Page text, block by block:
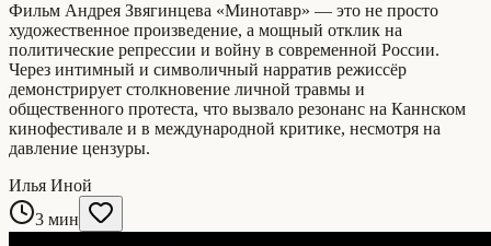
Фильм Андрея Звягинцева «Минотавр» — это не просто
художественное произведение, а мощный отклик на
политические репрессии и войну в современной России.
Через интимный и символичный нарратив режиссёр
демонстрирует столкновение личной травмы и
общественного протеста, что вызвало резонанс на Каннском
кинофестивале и в международной критике, несмотря на
давление цензуры.
Илья Иной
3 мин